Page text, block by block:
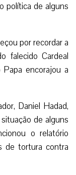
política de alguns
por recordar a
falecido Cardeal
encorajou a
Daniel Hadad,
de alguns
o relatório
de tortura contra